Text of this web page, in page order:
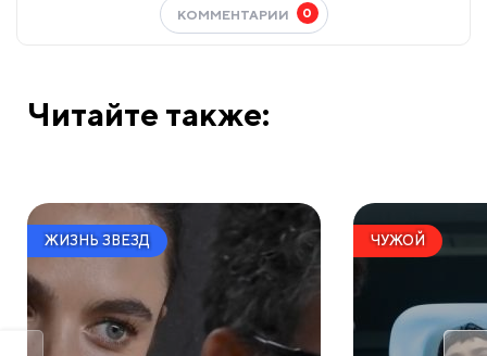
КОММЕНТАРИИ 0
Читайте также:
ЖИЗНЬ ЗВЕЗД ЧУЖОЙ